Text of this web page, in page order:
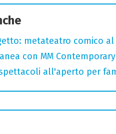
metateatro comico al
con MM
all'aperto per